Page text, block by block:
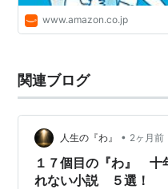
www.amazon.co.jp
関連ブログ
人生の『わ』 • 2ヶ月前
１７個目の『わ』
れない小説 ５選！